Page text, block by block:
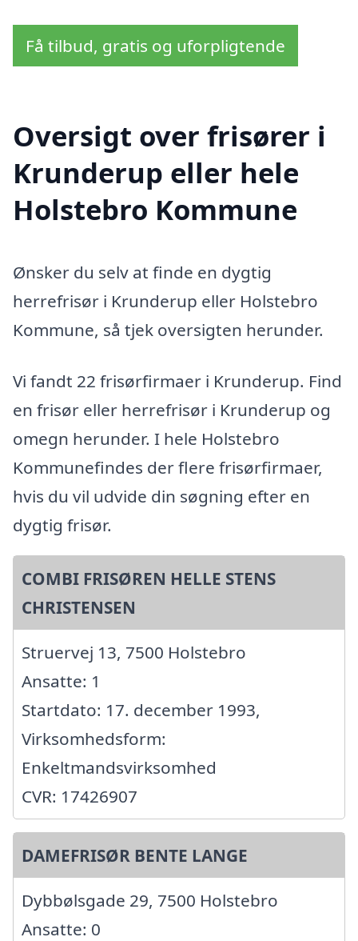
Få tilbud, gratis og uforpligtende
Oversigt over frisører i
Krunderup eller hele
Holstebro Kommune
Ønsker du selv at finde en dygtig
herrefrisør i Krunderup eller Holstebro
Kommune, så tjek oversigten herunder.
Vi fandt 22 frisørfirmaer i Krunderup. Find
en frisør eller herrefrisør i Krunderup og
omegn herunder. I hele Holstebro
Kommunefindes der flere frisørfirmaer,
hvis du vil udvide din søgning efter en
dygtig frisør.
COMBI FRISØREN HELLE STENS
CHRISTENSEN
Struervej 13, 7500 Holstebro
Ansatte: 1
Startdato: 17. december 1993,
Virksomhedsform:
Enkeltmandsvirksomhed
CVR: 17426907
DAMEFRISØR BENTE LANGE
Dybbølsgade 29, 7500 Holstebro
Ansatte: 0